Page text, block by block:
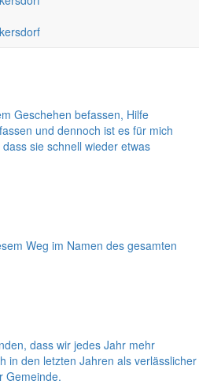
Monat Mai in den Mittelpunkt
sind zur Beteiligung aufgerufen.
Geschehen befassen, Hilfe
und dennoch ist es für mich
sie schnell wieder etwas
Weg im Namen des gesamten
dass wir jedes Jahr mehr
in den letzten Jahren als verlässlicher
Gemeinde.